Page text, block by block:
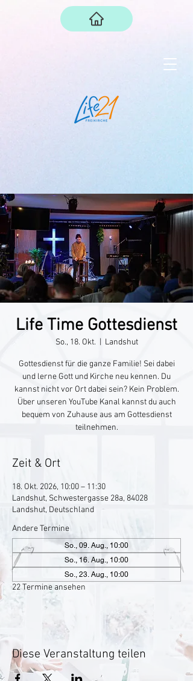
Life Time Gottesdienst
So., 18. Okt. Landshut
Gottesdienst für die ganze Familie! Sei dabei
und lerne Gott und Kirche neu kennen. Du
kannst nicht vor Ort dabei sein? Kein Problem.
Über unseren YouTube Kanal kannst du auch
bequem von Zuhause aus am Gottesdienst
teilnehmen.
Zeit & Ort
18. Okt. 2026, 10:00 – 11:30
Landshut, Schwestergasse 28a, 84028
Landshut, Deutschland
Andere Termine
So., 09. Aug., 10:00
So., 16. Aug., 10:00
So., 23. Aug., 10:00
22 Termine ansehen
Diese Veranstaltung teilen